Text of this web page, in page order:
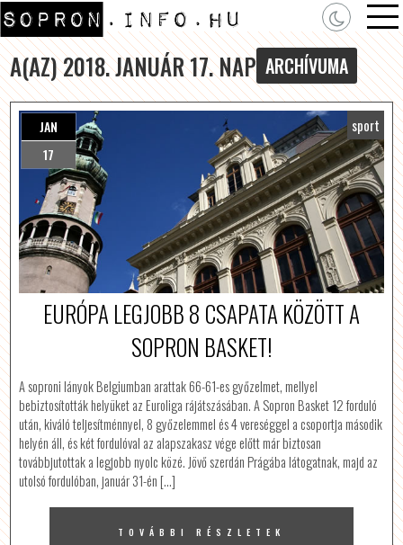
A(AZ) 2018. JANUÁR 17. NAP ARCHÍVUMA
JAN
17
sport
EURÓPA LEGJOBB 8 CSAPATA KÖZÖTT A
SOPRON BASKET!
A soproni lányok Belgiumban arattak 66-61-es győzelmet, mellyel
bebiztosították helyüket az Euroliga rájátszásában. A Sopron Basket 12 forduló
után, kiváló teljesítménnyel, 8 győzelemmel és 4 vereséggel a csoportja második
helyén áll, és két fordulóval az alapszakasz vége előtt már biztosan
továbbjutottak a legjobb nyolc közé. Jövő szerdán Prágába látogatnak, majd az
utolsó fordulóban, január 31-én […]
TOVÁBBI RÉSZLETEK